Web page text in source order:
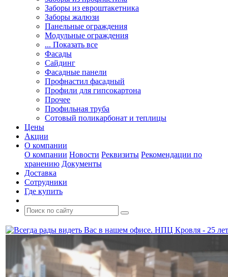
Заборы из евроштакетника
Заборы жалюзи
Панельные ограждения
Модульные ограждения
... Показать все
Фасады
Сайдинг
Фасадные панели
Профнастил фасадный
Профили для гипсокартона
Прочее
Профильная труба
Сотовый поликарбонат и теплицы
Цены
Акции
О компании
О компании Новости Реквизиты Рекомендации по
хранению Документы
Доставка
Сотрудники
Где купить